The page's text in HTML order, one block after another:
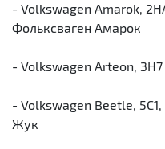
- Volkswagen Amarok,
Фольксваген Амарок
- Volkswagen Arteon,
- Volkswagen Beetle,
Жук